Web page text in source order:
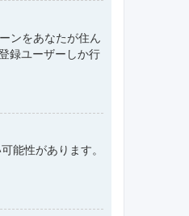
ンをあなたが住ん
録ユーザーしか行
能性があります。